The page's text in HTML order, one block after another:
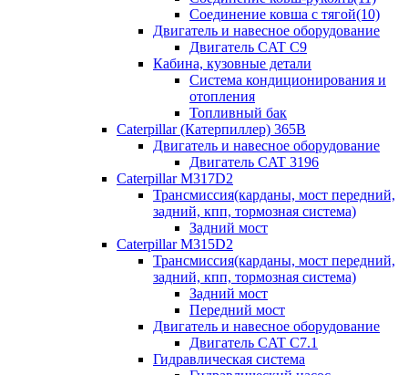
Соединение ковша с тягой(10)
Двигатель и навесное оборудование
Двигатель CAT C9
Кабина, кузовные детали
Система кондиционирования и
отопления
Топливный бак
Caterpillar (Катерпиллер) 365B
Двигатель и навесное оборудование
Двигатель CAT 3196
Caterpillar M317D2
Трансмиссия(карданы, мост передний,
задний, кпп, тормозная система)
Задний мост
Caterpillar M315D2
Трансмиссия(карданы, мост передний,
задний, кпп, тормозная система)
Задний мост
Передний мост
Двигатель и навесное оборудование
Двигатель CAT C7.1
Гидравлическая система